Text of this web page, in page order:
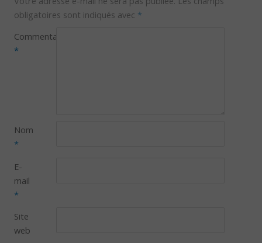
obligatoires sont indiqués avec *
Commentaire
*
Nom
*
E-
mail
*
Site
web